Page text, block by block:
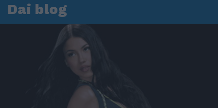
Dai blog